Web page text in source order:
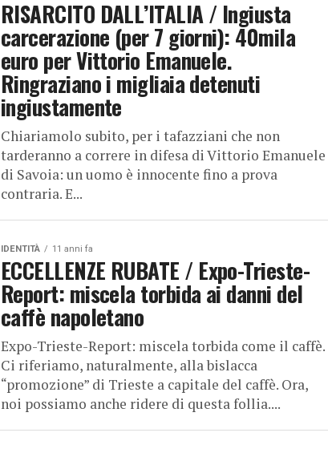
RISARCITO DALL’ITALIA / Ingiusta
carcerazione (per 7 giorni): 40mila
euro per Vittorio Emanuele.
Ringraziano i migliaia detenuti
ingiustamente
Chiariamolo subito, per i tafazziani che non
tarderanno a correre in difesa di Vittorio Emanuele
di Savoia: un uomo è innocente fino a prova
contraria. E...
IDENTITÀ 11 anni fa
ECCELLENZE RUBATE / Expo-Trieste-
Report: miscela torbida ai danni del
caffè napoletano
Expo-Trieste-Report: miscela torbida come il caffè.
Ci riferiamo, naturalmente, alla bislacca
“promozione” di Trieste a capitale del caffè. Ora,
noi possiamo anche ridere di questa follia....